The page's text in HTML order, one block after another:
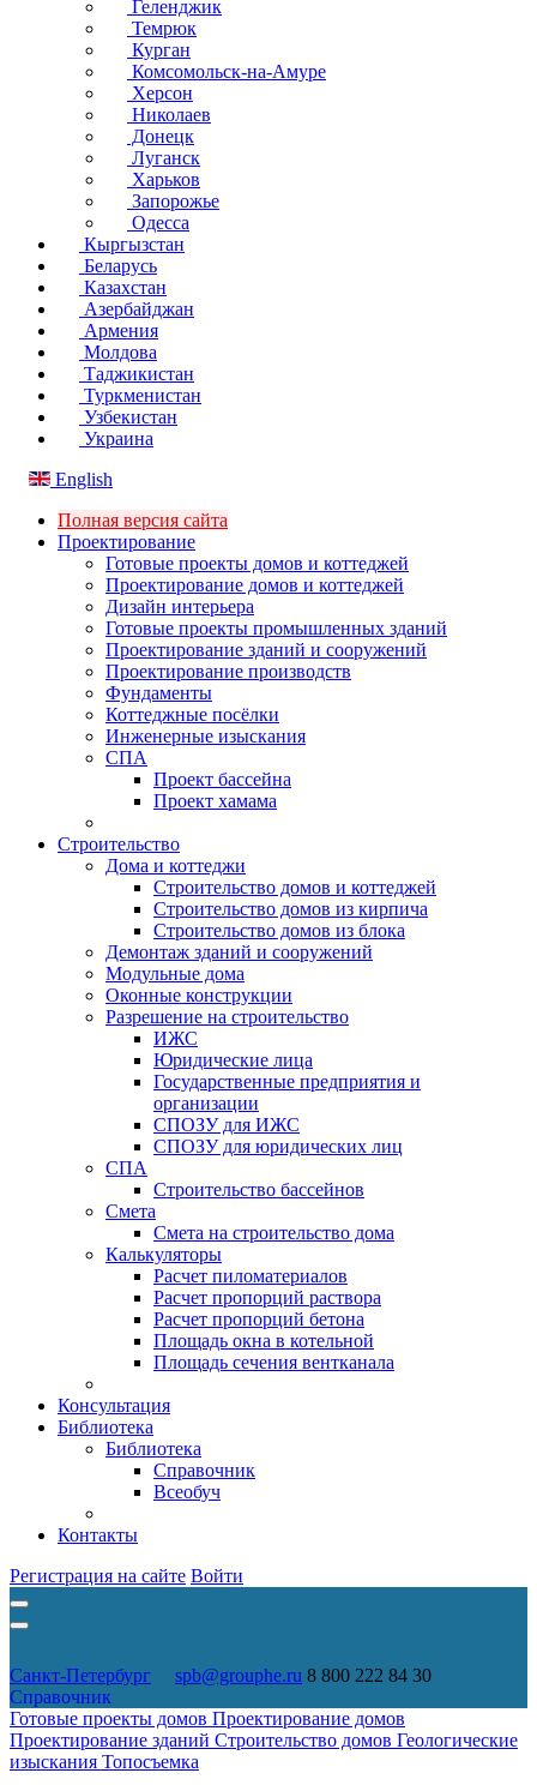
Геленджик
Темрюк
Курган
Комсомольск-на-Амуре
Херсон
Николаев
Донецк
Луганск
Харьков
Запорожье
Одесса
Кыргызстан
Беларусь
Казахстан
Азербайджан
Армения
Молдова
Таджикистан
Туркменистан
Узбекистан
Украина
English
Полная версия сайта
Проектирование
Готовые проекты домов и коттеджей
Проектирование домов и коттеджей
Дизайн интерьера
Готовые проекты промышленных зданий
Проектирование зданий и сооружений
Проектирование производств
Фундаменты
Коттеджные посёлки
Инженерные изыскания
СПА
Проект бассейна
Проект хамама
Строительство
Дома и коттеджи
Строительство домов и коттеджей
Строительство домов из кирпича
Строительство домов из блока
Демонтаж зданий и сооружений
Модульные дома
Оконные конструкции
Разрешение на строительство
ИЖС
Юридические лица
Государственные предприятия и
организации
СПОЗУ для ИЖС
СПОЗУ для юридических лиц
СПА
Строительство бассейнов
Смета
Смета на строительство дома
Калькуляторы
Расчет пиломатериалов
Расчет пропорций раствора
Расчет пропорций бетона
Площадь окна в котельной
Площадь сечения вентканала
Консультация
Библиотека
Библиотека
Справочник
Всеобуч
Контакты
Регистрация на сайте Войти
Санкт-Петербург spb@grouphe.ru 8 800 222 84 30
Справочник
Готовые проекты домов Проектирование домов
Проектирование зданий Строительство домов Геологические
изыскания Топосъемка